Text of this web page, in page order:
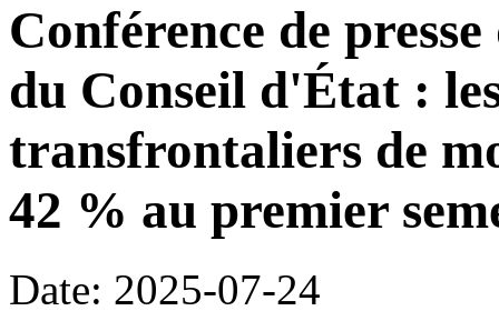
Conférence de
du Conseil d'État :
transfrontaliers de
42 % au premier
Date: 2025-07-24